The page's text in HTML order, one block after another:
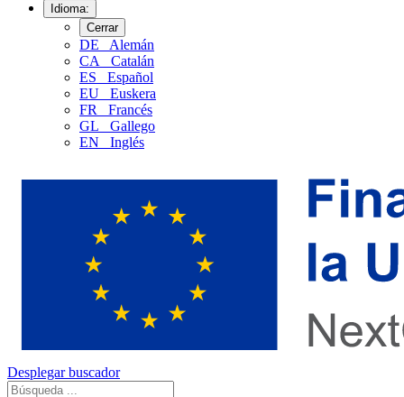
Idioma:
Cerrar
DE
Alemán
CA
Catalán
ES
Español
EU
Euskera
FR
Francés
GL
Gallego
EN
Inglés
Desplegar buscador